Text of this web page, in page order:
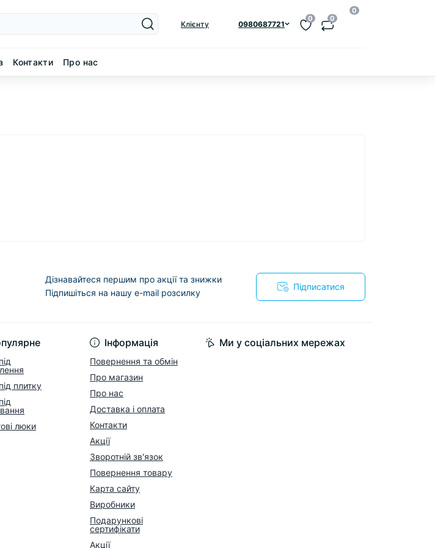
Клієнту 0980687721
0 0
0
Контакти Про нас
Дізнавайтеся першим про акції та знижки
Підпишіться на нашу e-mail розсилку
Підписатися
плитку
люки
Інформація
Повернення та обмін
Про магазин
Про нас
Доставка і оплата
Контакти
Акції
Зворотній зв'язок
Повернення товару
Карта сайту
Виробники
Подарункові
сертифікати
Акції
Ми у соціальних мережах